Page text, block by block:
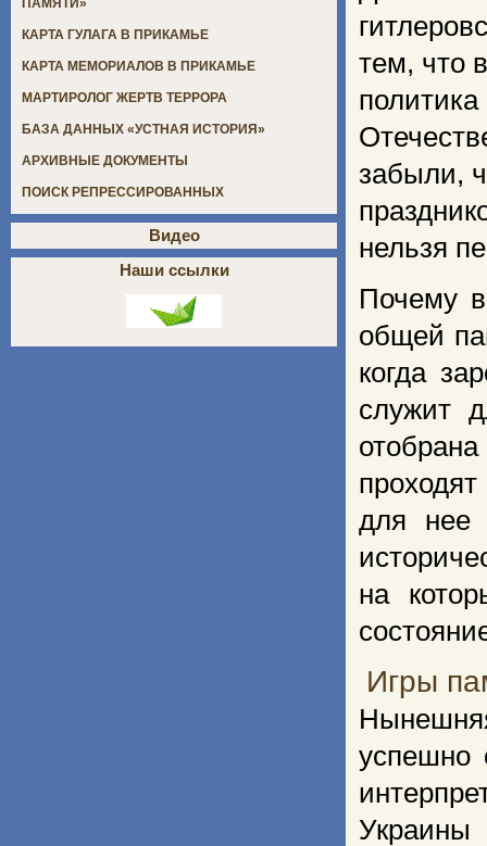
тем, что
забыли,
нельзя
Почему
общей
когда
служит
для нее
на
Игры
успешно
Украины
ПАМЯТИ»
КАРТА ГУЛАГА В ПРИКАМЬЕ
КАРТА МЕМОРИАЛОВ В ПРИКАМЬЕ
МАРТИРОЛОГ ЖЕРТВ ТЕРРОРА
БАЗА ДАННЫХ «УСТНАЯ ИСТОРИЯ»
АРХИВНЫЕ ДОКУМЕНТЫ
ПОИСК РЕПРЕССИРОВАННЫХ
Видео
Наши ссылки